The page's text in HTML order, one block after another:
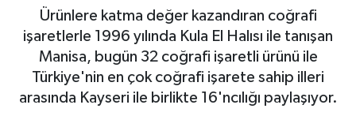
Ürünlere katma değer kazandıran coğrafi
işaretlerle 1996 yılında Kula El Halısı ile tanışan
Manisa, bugün 32 coğrafi işaretli ürünü ile
Türkiye'nin en çok coğrafi işarete sahip illeri
arasında Kayseri ile birlikte 16'ncılığı paylaşıyor.
Son Dakika Haberleri
Haber Arşivi